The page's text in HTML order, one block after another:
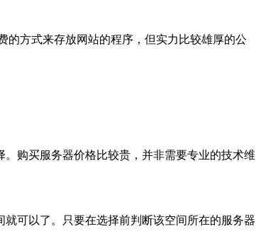
的方式来存放网站的程序，但实力比较雄厚的公
购买服务器价格比较贵，并非需要专业的技术维
可以了。只要在选择前判断该空间所在的服务器